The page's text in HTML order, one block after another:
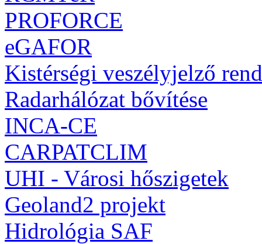
PROFORCE
eGAFOR
Kistérségi veszélyjelző
Radarhálózat bővítése
INCA-CE
CARPATCLIM
UHI - Városi hőszigetek
Geoland2 projekt
Hidrológia SAF